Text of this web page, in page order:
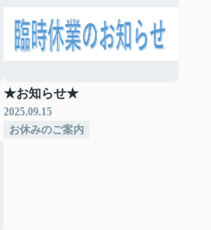
★お知らせ★
2025.09.15
お休みのご案内